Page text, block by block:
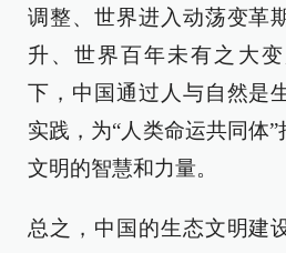
调整、世界进入动荡变革
升、世界百年未有之大
下，中国通过人与自然是
实践，为“人类命运共同体
文明的智慧和力量。
总之，中国的生态文明建